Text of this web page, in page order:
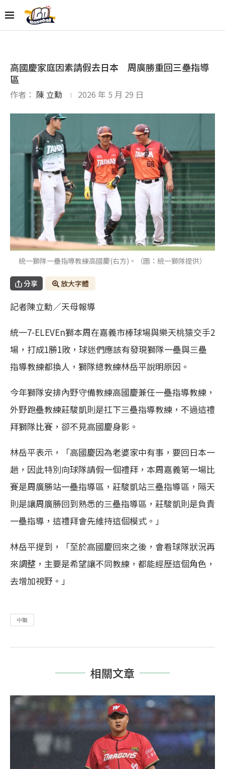
高國慶家庭因素請假去日本 周廣勝重回三壘指導
區
作者： 陳 立勳 2026 年 5 月 29 日
統一獅隊一壘指導教練高國慶(右方)。（圖：統一獅隊提供）
分享 放大字體
記者陳立勳／天母報導
統一7-ELEVEn獅本周在嘉義市棒球場與樂天桃猿交手2
場，打成1勝1敗，球迷們應該有發現獅隊一壘與三壘
指導教練都換人，獅隊總教練林岳平說明原因。
今年獅隊安排內野守備教練高國慶兼任一壘指導教練，
外野跑壘教練莊駿凱則是扛下三壘指導教練，不過這禮
拜獅隊比賽，卻不見高國慶身影。
林岳平表示，「高國慶因為老婆家中有事，要回日本一
趟，因此特別向球隊請假一個禮拜，本周嘉義第一場比
賽是周廣勝站一壘指導區，莊駿凱站三壘指導區，隔天
則是讓周廣勝回到熟悉的三壘指導區，莊駿凱則是負責
一壘指導，這禮拜會先維持這個模式。」
林岳平提到，「至於高國慶回來之後，會看球隊狀況再
來調整，主要是希望讓不同教練，都能經歷這個角色，
去增加視野。」
中職
相關文章